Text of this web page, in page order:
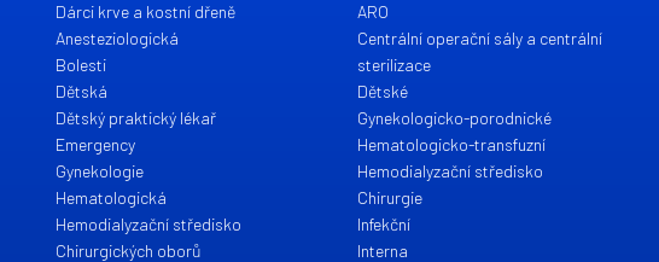
Dárci krve a kostní dřeně
Anesteziologická
Bolesti
Dětská
Dětský praktický lékař
Emergency
Gynekologie
Hematologická
Hemodialyzační středisko
Chirurgických oborů
ARO
Centrální operační sály a centrální
sterilizace
Dětské
Gynekologicko-porodnické
Hematologicko-transfuzní
Hemodialyzační středisko
Chirurgie
Infekční
Interna